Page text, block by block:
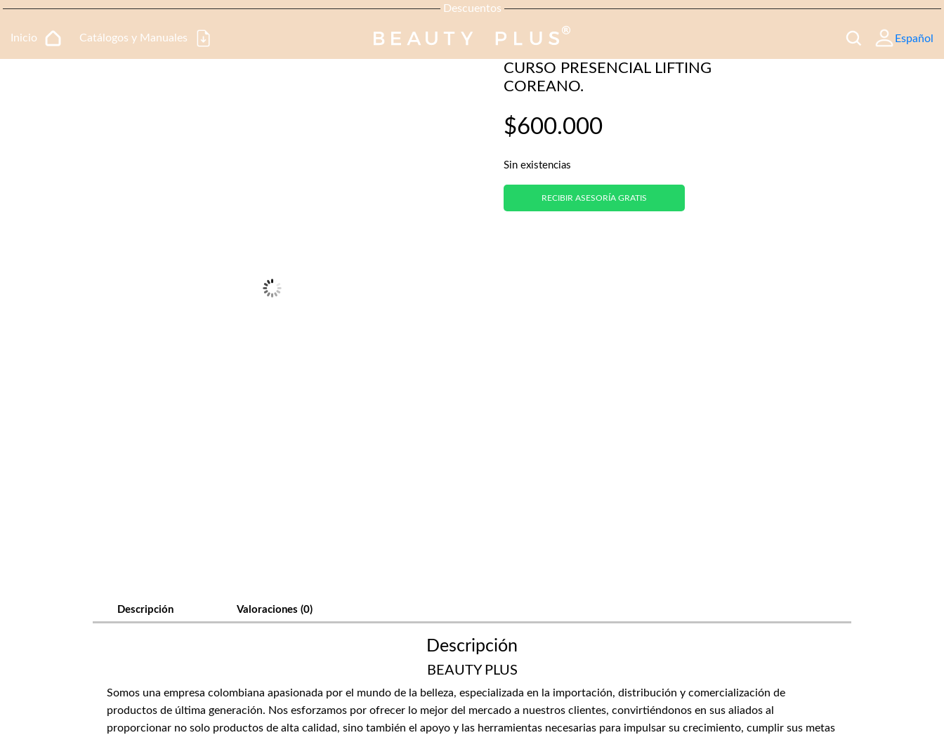
Descuentos
Inicio Catálogos y Manuales Español
CURSOS
CURSO PRESENCIAL LIFTING
COREANO.
$600.000
Sin existencias
RECIBIR ASESORÍA GRATIS
Descripción Valoraciones (0)
Descripción
BEAUTY PLUS
Somos una empresa colombiana apasionada por el mundo de la belleza, especializada en la importación, distribución y comercialización de
productos de última generación. Nos esforzamos por ofrecer lo mejor del mercado a nuestros clientes, convirtiéndonos en sus aliados al
proporcionar no solo productos de alta calidad, sino también el apoyo y las herramientas necesarias para impulsar su crecimiento, cumplir sus metas